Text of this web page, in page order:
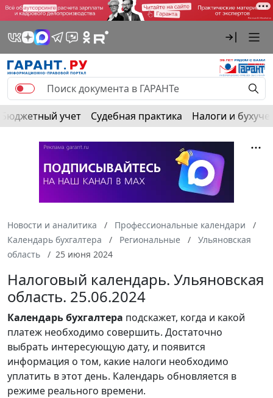
Бюджетный учет Судебная практика Налоги и
Новости и аналитика
Профессиональные календари
Календарь бухгалтера
Региональные
Ульяновская
область
25 июня 2024
Налоговый календарь. Ульяновская
область. 25.06.2024
Календарьбухгалтера подскажет, когда и какой
платеж необходимо совершить. Достаточно
выбрать интересующую дату, и появится
информация о том, какие налоги необходимо
уплатить в этот день. Календарь обновляется в
режиме реального времени.